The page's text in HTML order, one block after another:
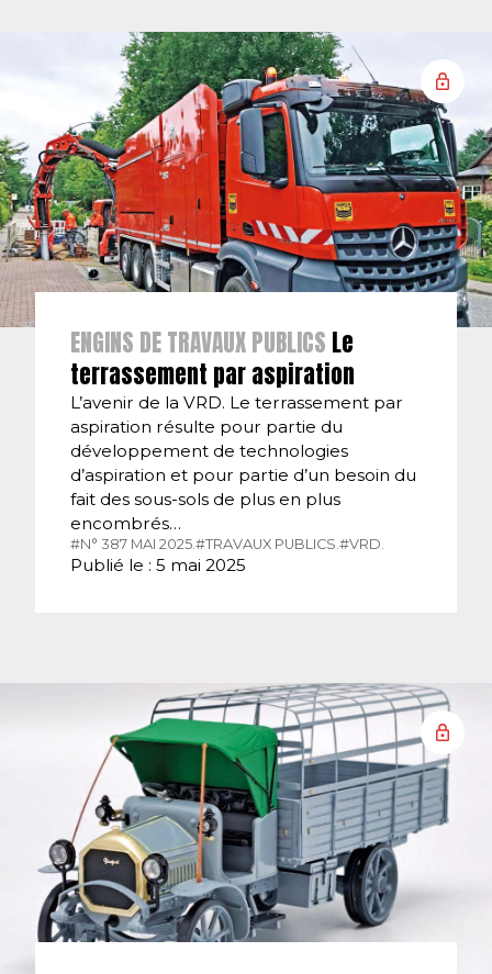
ENGINS DE TRAVAUX PUBLICS Le
terrassement par aspiration
L’avenir de la VRD. Le terrassement par
aspiration résulte pour partie du
développement de technologies
d’aspiration et pour partie d’un besoin du
fait des sous-sols de plus en plus
encombrés…
#N° 387 MAI 2025. #TRAVAUX PUBLICS. #VRD.
Publié le : 5 mai 2025